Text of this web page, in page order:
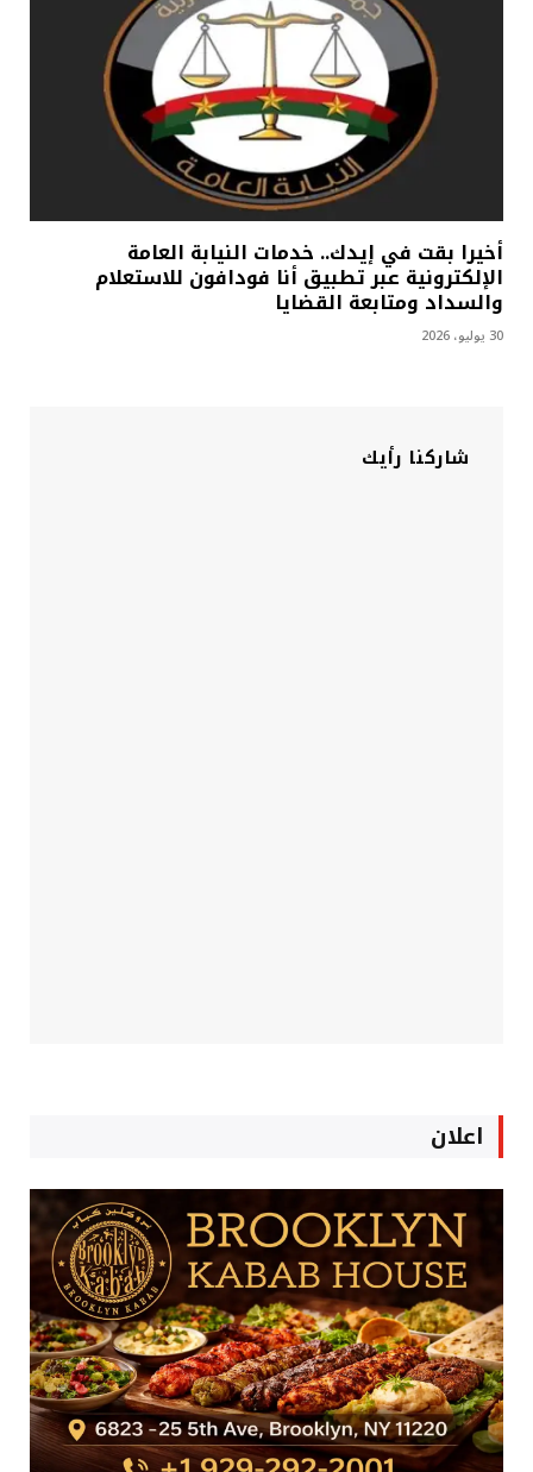
أخيرا بقت في إيدك.. خدمات النيابة العامة
الإلكترونية عبر تطبيق أنا فودافون للاستعلام
والسداد ومتابعة القضايا
30 يوليو، 2026
شاركنا رأيك
اعلان